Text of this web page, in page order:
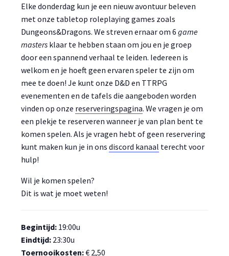
Elke donderdag kun je een nieuw avontuur beleven
met onze tabletop roleplaying games zoals
Dungeons&Dragons. We streven ernaar om 6 game
masters klaar te hebben staan om jou en je groep
door een spannend verhaal te leiden. Iedereen is
welkom en je hoeft geen ervaren speler te zijn om
mee te doen! Je kunt onze D&D en TTRPG
evenementen en de tafels die aangeboden worden
vinden op onze reserveringspagina. We vragen je om
een plekje te reserveren wanneer je van plan bent te
komen spelen. Als je vragen hebt of geen reservering
kunt maken kun je in ons discord kanaal terecht voor
hulp!
Wil je komen spelen?
Dit is wat je moet weten!
Begintijd: 19:00u
Eindtijd: 23:30u
Toernooikosten:€ 2,50